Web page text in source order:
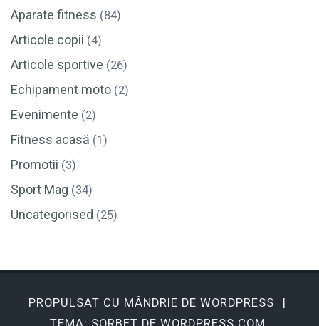
Aparate fitness (84)
Articole copii (4)
Articole sportive (26)
Echipament moto (2)
Evenimente (2)
Fitness acasă (1)
Promotii (3)
Sport Mag (34)
Uncategorised (25)
PROPULSAT CU MÂNDRIE DE WORDPRESS
|